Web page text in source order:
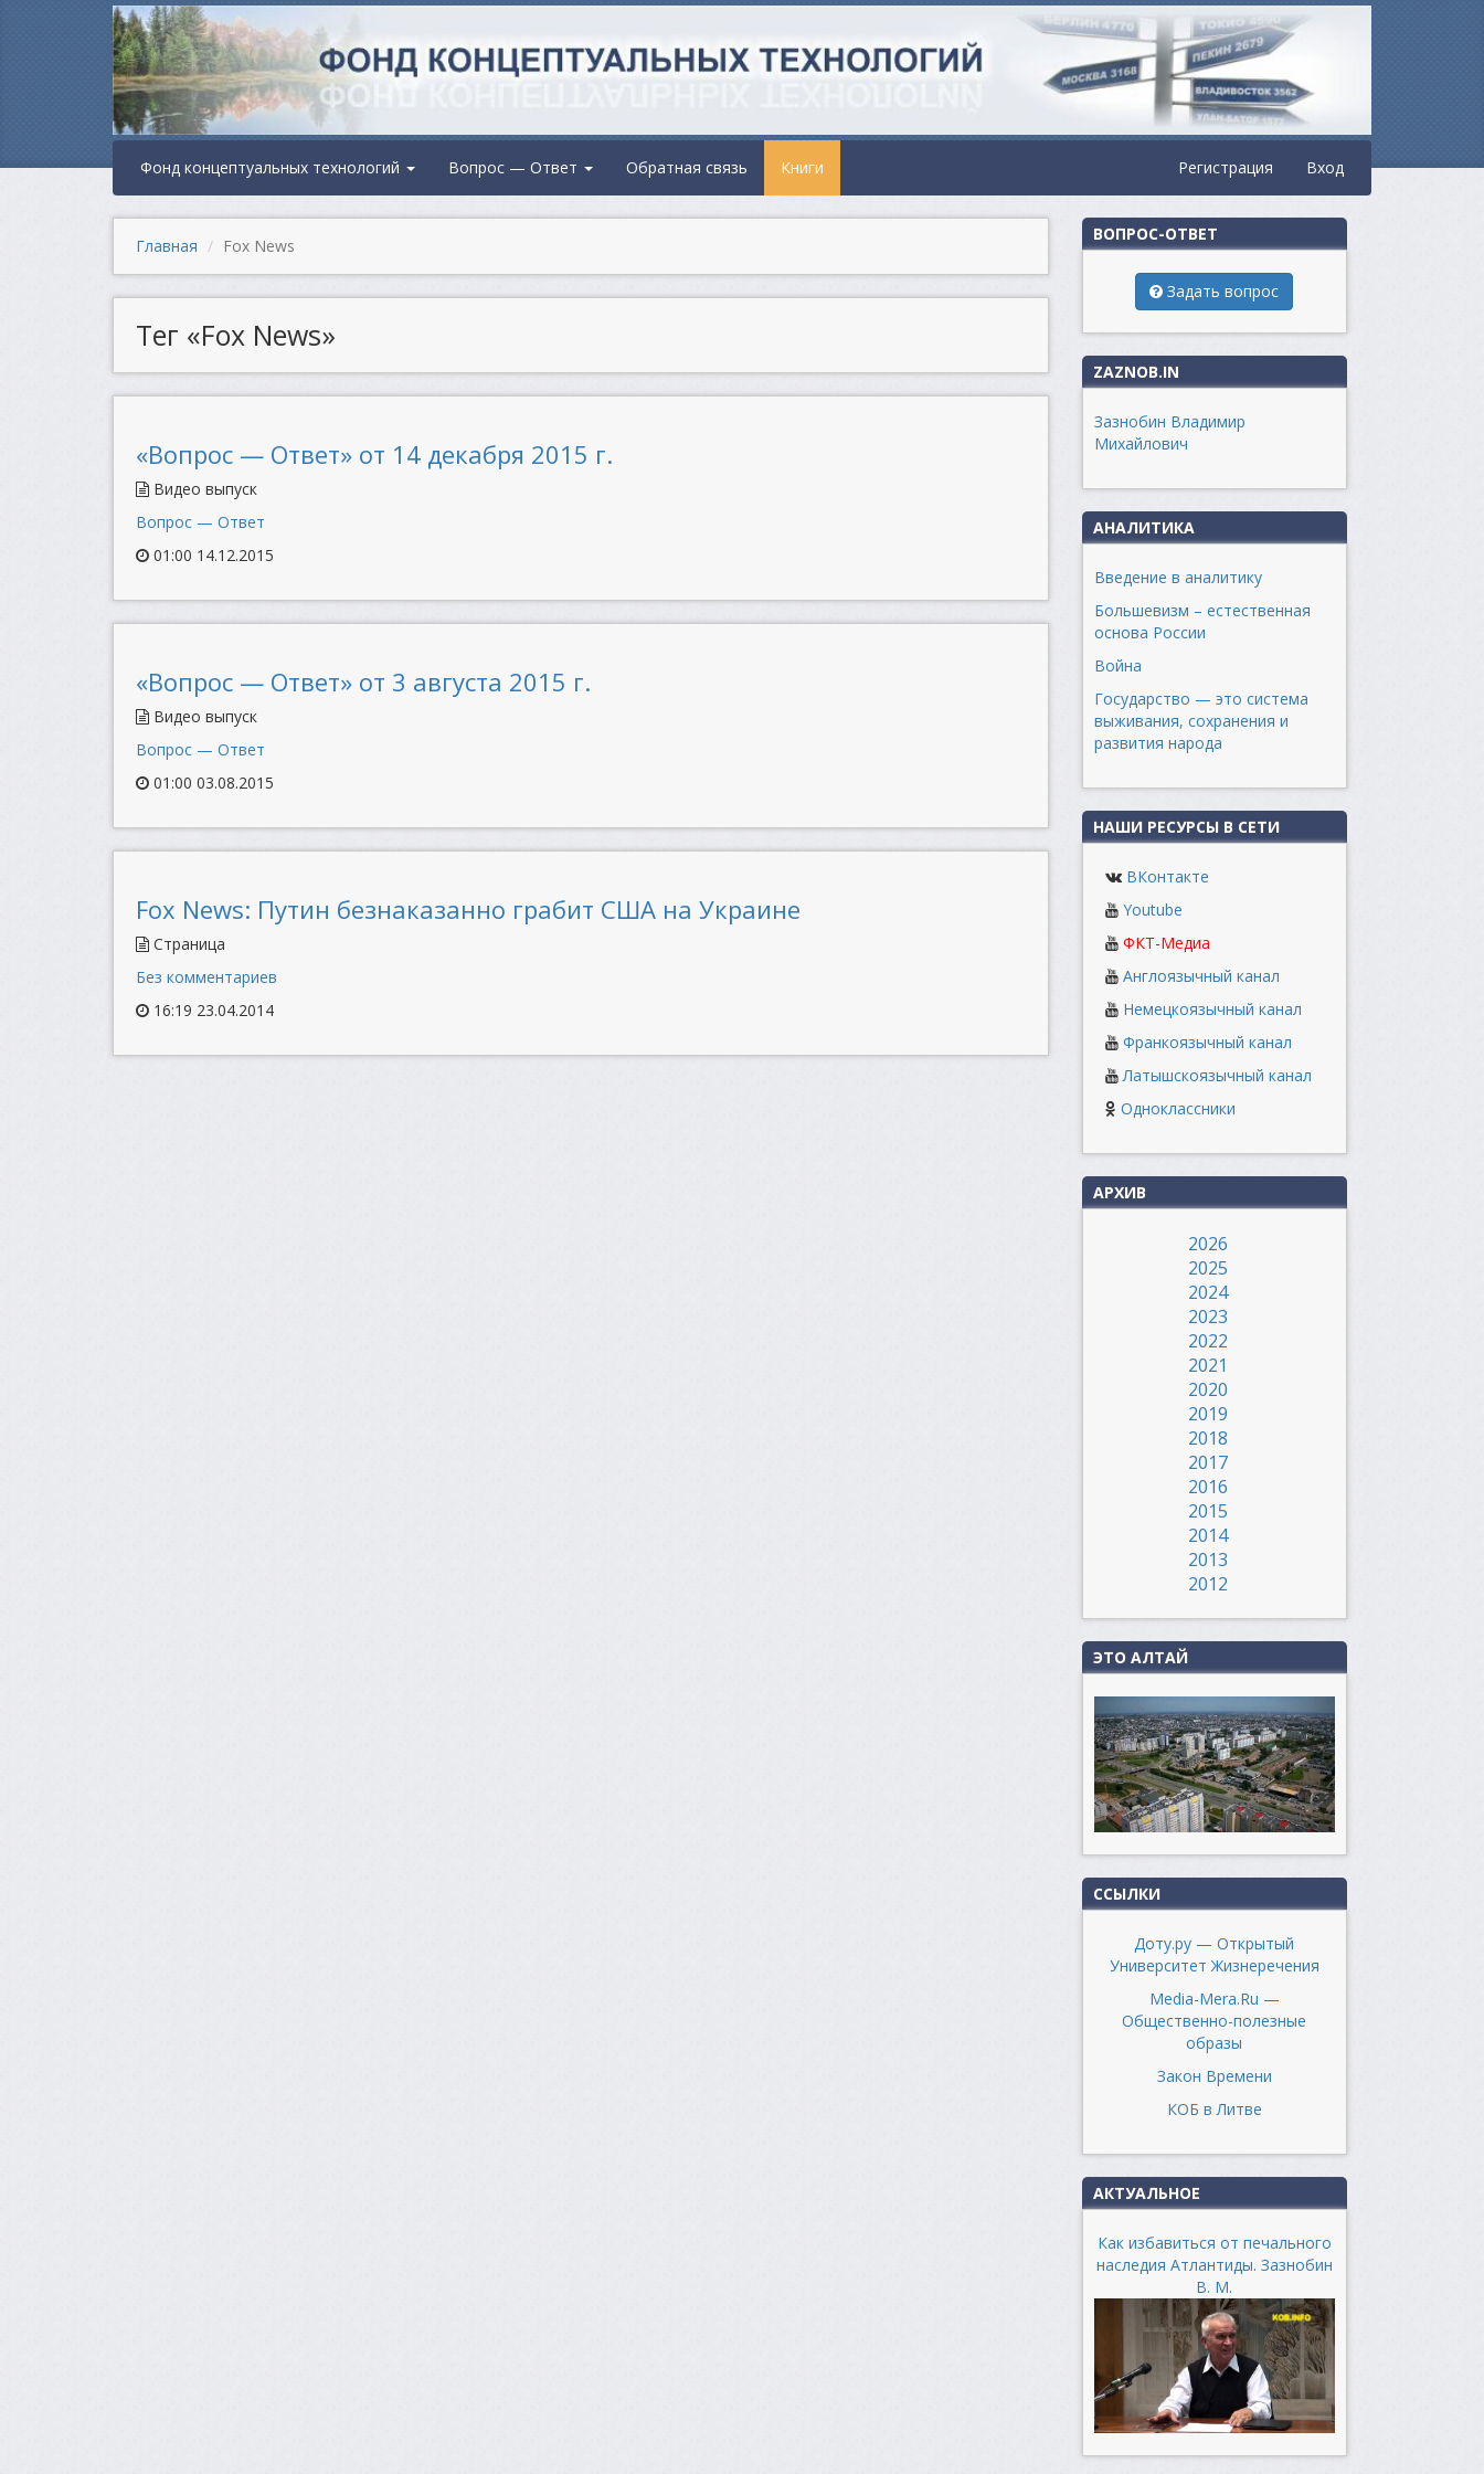
Фонд концептуальных технологий Вопрос — Ответ Обратная связь Книги Регистрация Вход
Главная Fox News
Тег «Fox News»
«Вопрос — Ответ» от 14 декабря 2015 г.
Видео выпуск
Вопрос — Ответ
01:00 14.12.2015
«Вопрос — Ответ» от 3 августа 2015 г.
Видео выпуск
Вопрос — Ответ
01:00 03.08.2015
Fox News: Путин безнаказанно грабит США на Украине
Страница
Без комментариев
16:19 23.04.2014
ВОПРОС-ОТВЕТ
Задать вопрос
ZAZNOB.IN
Зазнобин Владимир
Михайлович
АНАЛИТИКА
Введение в аналитику
Большевизм – естественная
основа России
Война
Государство — это система
выживания, сохранения и
развития народа
НАШИ РЕСУРСЫ В СЕТИ
ВКонтакте
Youtube
ФКТ-Медиа
Англоязычный канал
Немецкоязычный канал
Франкоязычный канал
Латышскоязычный канал
Одноклассники
АРХИВ
2026
2025
2024
2023
2022
2021
2020
2019
2018
2017
2016
2015
2014
2013
2012
ЭТО АЛТАЙ
ССЫЛКИ
Доту.ру — Открытый
Университет Жизнеречения
Media-Mera.Ru —
Общественно-полезные
образы
Закон Времени
КОБ в Литве
АКТУАЛЬНОЕ
Как избавиться от печального
наследия Атлантиды. Зазнобин
В. М.